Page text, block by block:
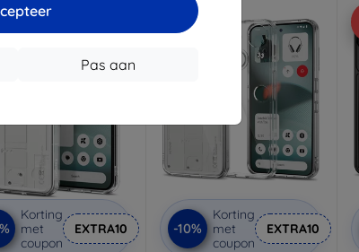
Pas aan
Korting
met
coupon
EXTRA10
-10%
-10%
Korting
met
coupon
EXTRA10